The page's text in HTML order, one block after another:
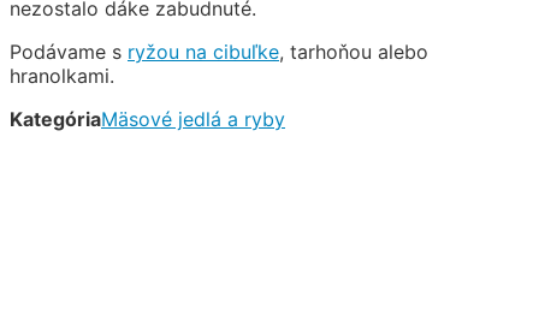
nezostalo dáke zabudnuté.
Podávame s ryžou na cibuľke, tarhoňou alebo
hranolkami.
KategóriaMäsové jedlá a ryby